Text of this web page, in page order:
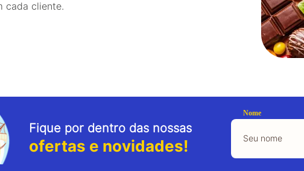
cada cliente.
Fique por dentro das nossas
ofertas e novidades!
Nome